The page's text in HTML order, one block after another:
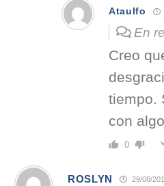
Ataulfo
En
Creo
tiempo.
con
0
ROSLYN 29/08/